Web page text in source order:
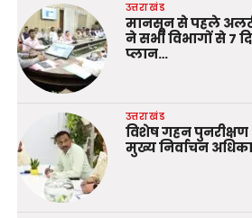
उत्तराखंड
मानसून से पहले
ने सभी विभागों से 7
प्लान…
उत्तराखंड
विशेष गहन
मुख्य निर्वाचन